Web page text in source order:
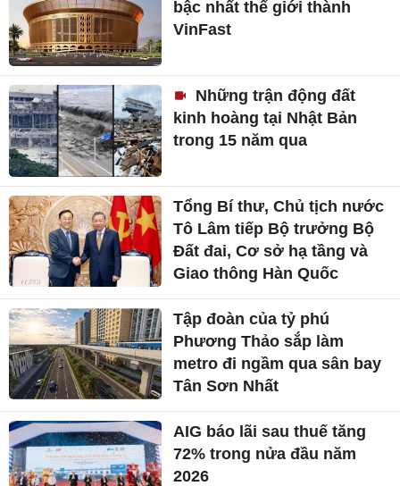
bậc nhất thế giới thành
VinFast
Những trận động đất
kinh hoàng tại Nhật Bản
trong 15 năm qua
Tổng Bí thư, Chủ tịch nước
Tô Lâm tiếp Bộ trưởng Bộ
Đất đai, Cơ sở hạ tầng và
Giao thông Hàn Quốc
Tập đoàn của tỷ phú
Phương Thảo sắp làm
metro đi ngầm qua sân bay
Tân Sơn Nhất
AIG báo lãi sau thuế tăng
72% trong nửa đầu năm
2026